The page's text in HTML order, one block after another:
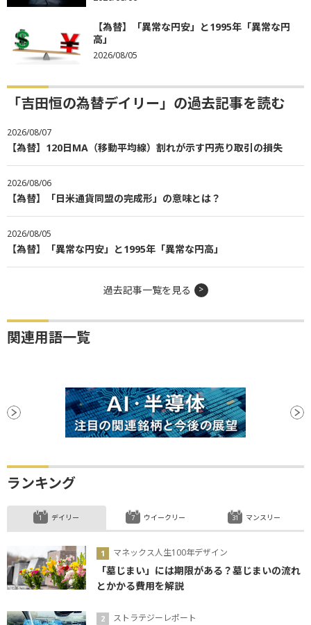
【為替】「異常な円安」と1995年「異常な円
高」
2026/08/05
「吉田恒の為替デイリー」の過去記事を読む
2026/08/07
【為替】120日MA（移動平均線）割れが示す円売り取引の損失
2026/08/06
【為替】「日米通貨同盟の完成形」の意味とは？
2026/08/05
【為替】「異常な円安」と1995年「異常な円高」
過去記事一覧を見る
関連用語一覧
ランキング
デイリー
マネックス人生100年デザイン
「墓じまい」には期限がある？墓じまいの流れ
とかかる費用を解説
ストラテジーレポート
ウイークリー マンスリー